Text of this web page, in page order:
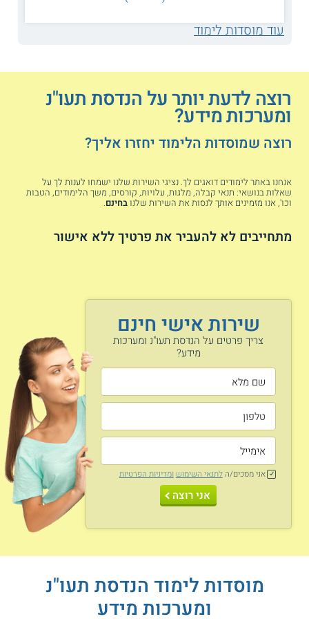
סיום התכנית הסטודנטים גם מבצעים פרויקט גמר יישומי
שמתקיים בשיתוף עם גורמים בתעשיית
ממשקי מחשב ואדם
כריית נתונים
בקרת איכות ואמינות בדיקות תוכנה
תכנון של בסיסי נתונים שיווק באינטרנט
ניהול פרויקטים
בתוכנה
מערכות בינה
מלאכותית
הנדסת גורמי אנוש
אותות ומעגלים
חשמליים
עיצוב מונחה עצמים
חשבונאות ותמחיר
תעשייתי
מלאה בממוצע ציונים גבוה, בדגש עלהבגרות במתמטיקהוהבגרות
באנגלית ברמת 4 או 5 יחידות ולעתים גם
בגרות בפיזיקה
עוד מוסדות לימוד
שירות אישי חינם
צריך פרטים על הנדסת תעו"נ ומערכות
מידע?
אני מסכים/הלתנאי השימוש ומדיניות הפרטיות
אני רוצה
רוצה לדעת יותר על הנדסת תעו"נ
ומערכות מידע?
רוצה שמוסדות הלימוד יחזרו אליך?
אנחנו באתר לימודים דואגים לך. נציגי השירות שלנו ישמחו לענות לך על
שאלות בנושאי: תנאי קבלה, מלגות, עלויות, קורסים, משך הלימודים, הטבות
וכו', אנו מזמינים אותך לנסות את השירות שלנובחינם.
מתחייבים לא להעביר את פרטיך ללא אישור
מוסדות לימוד הנדסת תעו"נ
ומערכות מידע